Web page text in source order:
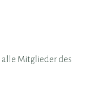
alle Mitglieder des